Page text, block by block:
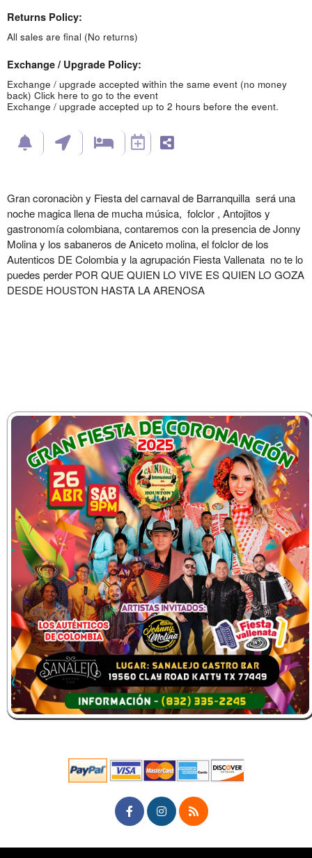
Returns Policy:
All sales are final (No returns)
Exchange / Upgrade Policy:
Exchange / upgrade accepted within the same event (no money
back) Click here to go to the event
Exchange / upgrade accepted up to 2 hours before the event.
Gran coronaciòn y Fiesta del carnaval de Barranquilla será una
noche magica llena de mucha música, folclor , Antojitos y
gastronomía colombiana, contaremos con la presencia de Jonny
Molina y los sabaneros de Aniceto molina, el folclor de los
Autenticos DE Colombia y la agrupación Fiesta Vallenata no te lo
puedes perder POR QUE QUIEN LO VIVE ES QUIEN LO GOZA
DESDE HOUSTON HASTA LA ARENOSA